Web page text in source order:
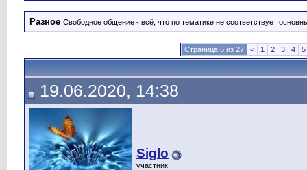
Разное Свободное общение - всё, что по тематике не соответствует
Страница 6 из 27 < 1 2 3 4 5
19.06.2020, 14:38
Siglo
участник